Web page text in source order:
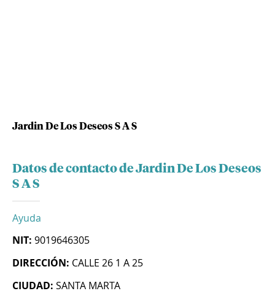
Jardin De Los Deseos S A S
Datos de contacto de Jardin De Los Deseos
S A S
Ayuda
NIT: 9019646305
DIRECCIÓN: CALLE 26 1 A 25
CIUDAD: SANTA MARTA